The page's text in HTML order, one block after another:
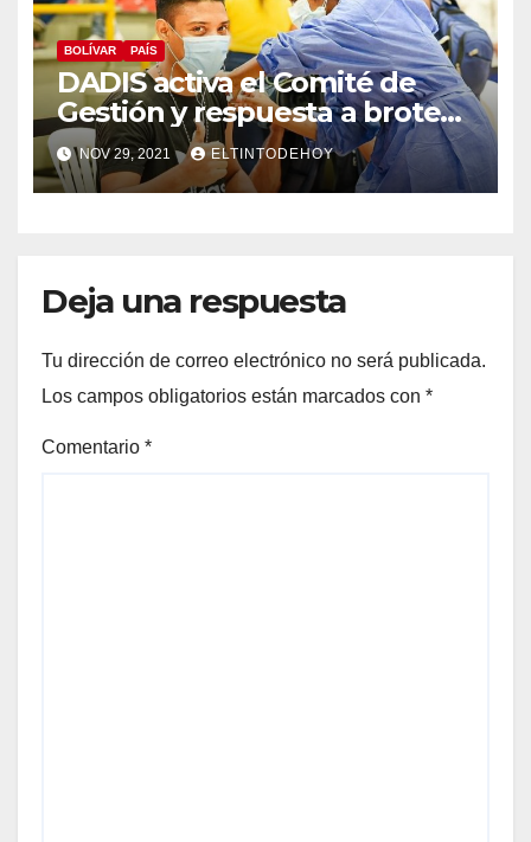
BOLÍVAR PAÍS
DADIS activa el Comité de
Gestión y respuesta a brotes
y epidemias, ante la aparición
de la variante ómicron
NOV 29, 2021 ELTINTODEHOY
Deja una respuesta
Tu dirección de correo electrónico no será publicada.
Los campos obligatorios están marcados con *
Comentario *